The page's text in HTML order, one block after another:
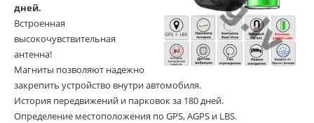
дней.
Встроенная
высокочувствительная
антенна!
Магниты позволяют надежно
закрепить устройство внутри автомобиля.
История передвижений и парковок за 180 дней.
Определение местоположения по GPS, AGPS и LBS.